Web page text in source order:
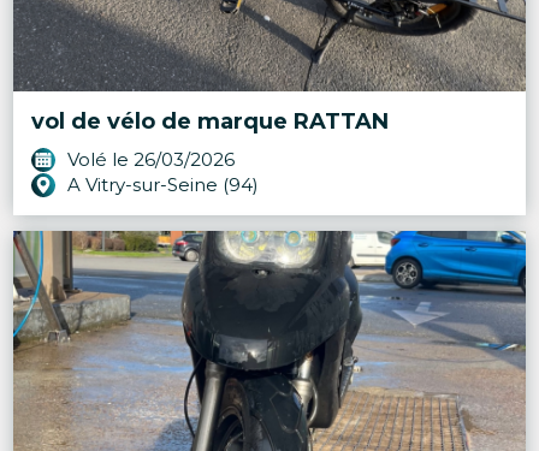
vol de vélo de marque RATTAN
Volé le 26/03/2026
A Vitry-sur-Seine (94)